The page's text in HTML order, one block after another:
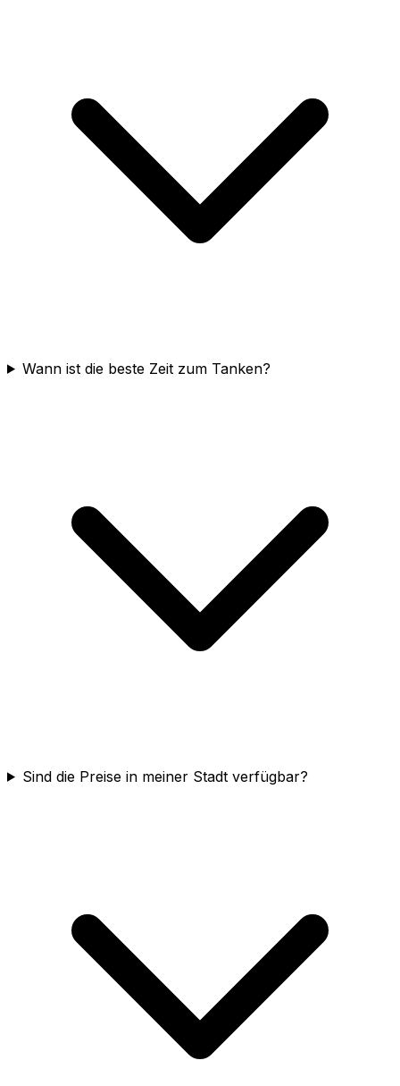
Wann ist die beste Zeit zum Tanken?
Sind die Preise in meiner Stadt verfügbar?